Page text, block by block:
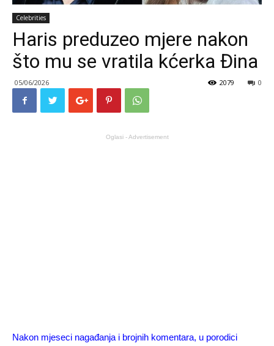
Celebrities
Haris preduzeo mjere nakon
što mu se vratila kćerka Đina
05/06/2026 0
2079
Oglasi - Advertisement
Nakon mjeseci nagađanja i brojnih komentara, u porodici